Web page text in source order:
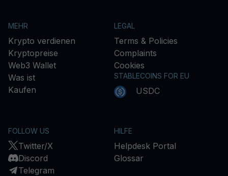
MEHR
Krypto verdienen
Kryptopreise
Web3 Wallet
Was ist
Kaufen
LEGAL
Terms & Policies
Complaints
Cookies
STABLECOINS FOR EU
USDC
FOLLOW US
Twitter/X
Discord
Telegram
HILFE
Helpdesk Portal
Glossar